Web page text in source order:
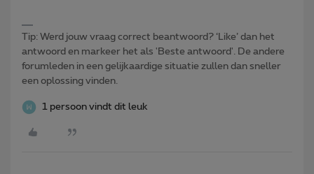
Tip: Werd jouw vraag correct beantwoord? ‘Like’ dan het
antwoord en markeer het als 'Beste antwoord'. De andere
forumleden in een gelijkaardige situatie zullen dan sneller
een oplossing vinden.
1 persoon vindt dit leuk